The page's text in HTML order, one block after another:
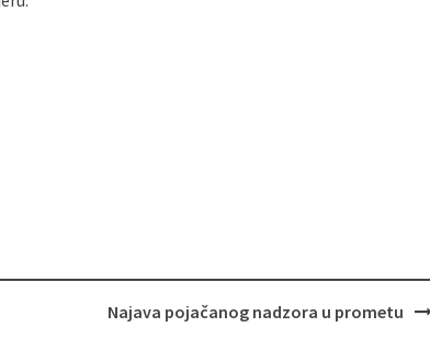
Najava pojačanog nadzora u prometu